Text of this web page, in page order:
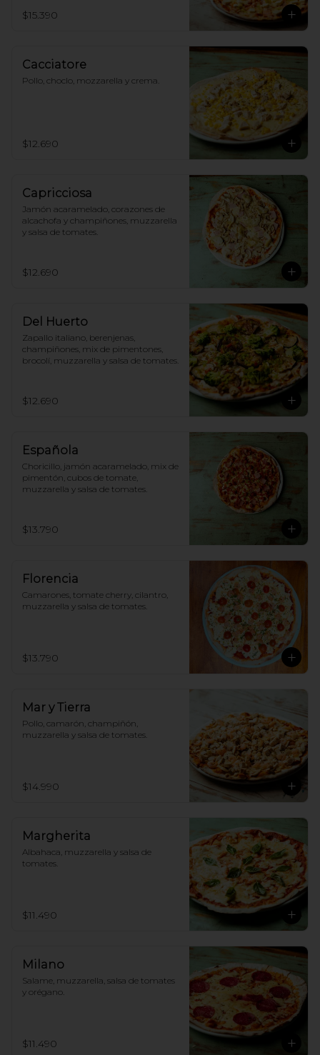
$15.390
Cacciatore
Pollo, choclo, mozzarella y crema.
$12.690
Capricciosa
Jamón acaramelado, corazones de
alcachofa y champiñones, muzzarella
y salsa de tomates.
$12.690
Del Huerto
Zapallo italiano, berenjenas,
champiñones, mix de pimentones,
brocolí, muzzarella y salsa de tomates.
$12.690
Española
Choricillo, jamón acaramelado, mix de
pimentón, cubos de tomate,
muzzarella y salsa de tomates.
$13.790
Florencia
Camarones, tomate cherry, cilantro,
muzzarella y salsa de tomates.
$13.790
Mar y Tierra
Pollo, camarón, champiñón,
muzzarella y salsa de tomates.
$14.990
Margherita
Albahaca, muzzarella y salsa de
tomates.
$11.490
Milano
Salame, muzzarella, salsa de tomates
y orégano.
$11.490